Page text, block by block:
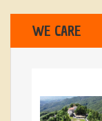
WE CARE